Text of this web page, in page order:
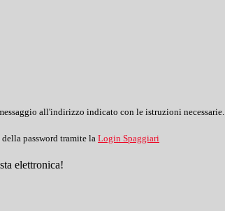
all'indirizzo indicato con le istruzioni necessarie.
password tramite la Login Spaggiari
elettronica!